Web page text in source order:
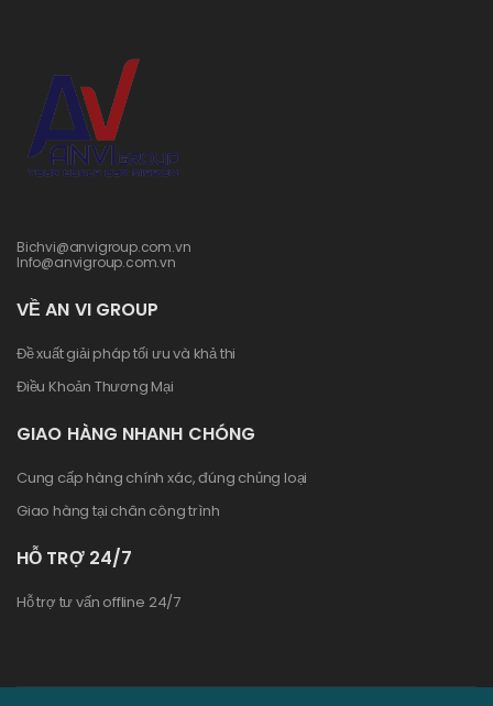
Bichvi@anvigroup.com.vn
Info@anvigroup.com.vn
VỀ AN VI GROUP
Đề xuất giải pháp tối ưu và khả thi
Điều Khoản Thương Mại
GIAO HÀNG NHANH CHÓNG
Cung cấp hàng chính xác, đúng chủng loại
Giao hàng tại chân công trình
HỖ TRỢ 24/7
Hỗ trợ tư vấn offline 24/7